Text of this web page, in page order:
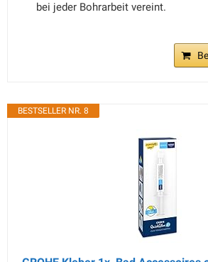
bei jeder Bohrarbeit vereint.
BESTSELLER NR. 8